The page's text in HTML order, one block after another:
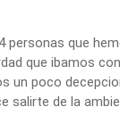
personas que
que ibamos
un poco
salirte de la